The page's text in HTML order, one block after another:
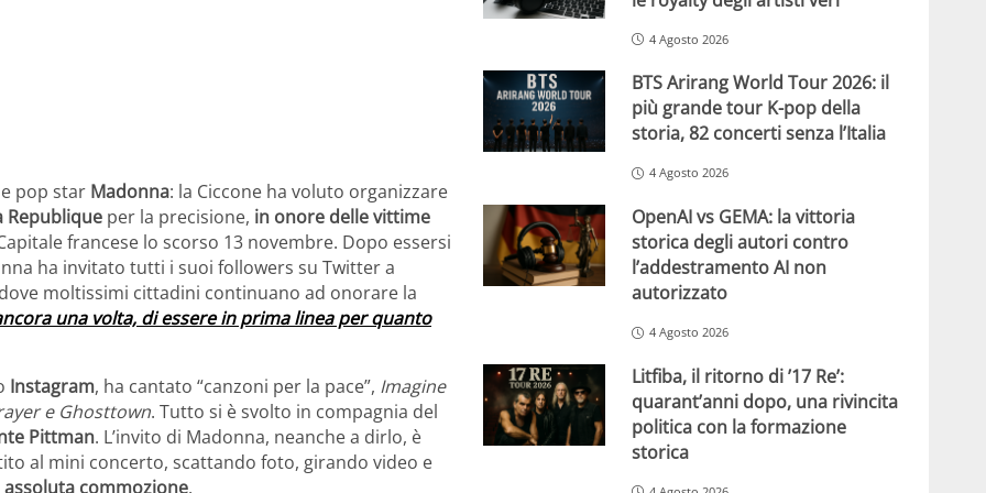
pop star Madonna: la Ciccone ha voluto organizzare
Republique per la precisione, in onore delle vittime
francese lo scorso 13 novembre. Dopo essersi
ha invitato tutti i suoi followers su Twitter a
moltissimi cittadini continuano ad onorare la
una volta, di essere in prima linea per quanto
Instagram, ha cantato “canzoni per la pace”, Imagine
e Ghosttown. Tutto si è svolto in compagnia del
Pittman. L’invito di Madonna, neanche a dirlo, è
al mini concerto, scattando foto, girando video e
commozione.
4 Agosto 2026
BTS Arirang World Tour 2026: il
più grande tour K-pop della
storia, 82 concerti senza l’Italia
4 Agosto 2026
OpenAI vs GEMA: la vittoria
storica degli autori contro
l’addestramento AI non
autorizzato
4 Agosto 2026
Litfiba, il ritorno di ’17 Re’:
quarant’anni dopo, una rivincita
politica con la formazione
storica